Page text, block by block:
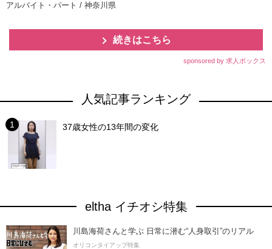
アルバイト・パート / 神奈川県
続きはこちら
sponsored by 求人ボックス
人気記事ランキング
37歳女性の13年間の変化
eltha イチオシ特集
川島海荷さんと学ぶ 日常に潜む“人身取引”のリアル
オリコンタイアップ特集